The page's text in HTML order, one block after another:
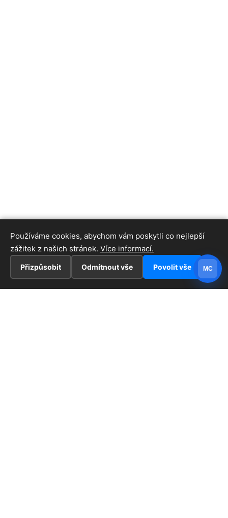
Používáme cookies, abychom vám poskytli co nejlepší
zážitek z našich stránek. Více informací.
Přizpůsobit Odmítnout vše Povolit vše MC